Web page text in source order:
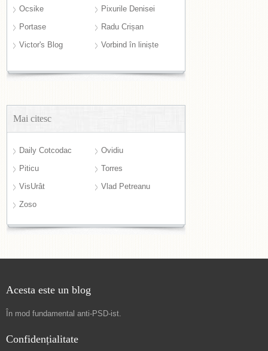
Ocsike
Pixurile Denisei
Portase
Radu Crișan
Victor's Blog
Vorbind în liniște
Mai citesc
Daily Cotcodac
Ovidiu
Piticu
Torres
VisUrât
Vlad Petreanu
Zoso
Acesta este un blog
În mod fundamental anti-PSD-ist.
Confidențialitate